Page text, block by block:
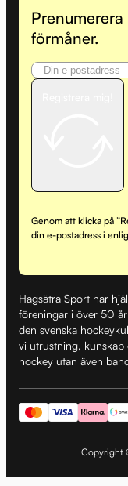
förmåner.
Genom att klicka på
din e-postadress i
Hagsätra Sport har
föreningar i över 50
den svenska
vi utrustning, kunskap
hockey utan även
Copyright